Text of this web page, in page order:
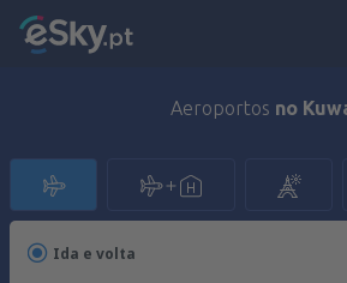
Aeroportos no
Ida e volta